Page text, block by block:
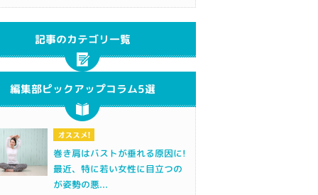
記事のカテゴリ一覧
編集部ピックアップコラム5選
巻き肩はバストが垂れる原因に!
最近、特に若い女性に目立つの
が姿勢の悪...